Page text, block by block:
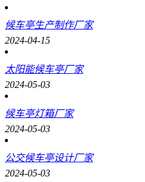
候车亭生产制作厂家
2024-04-15
太阳能候车亭厂家
2024-05-03
候车亭灯箱厂家
2024-05-03
公交候车亭设计厂家
2024-05-03